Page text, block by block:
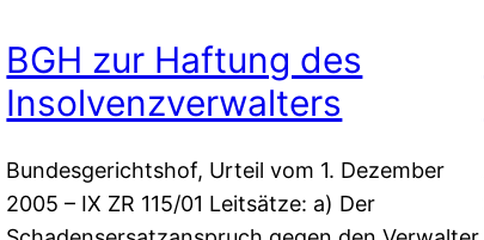
BGH zur Haftung des
Insolvenzverwalters
Bundesgerichtshof, Urteil vom 1. Dezember
2005 – IX ZR 115/01 Leitsätze: a) Der